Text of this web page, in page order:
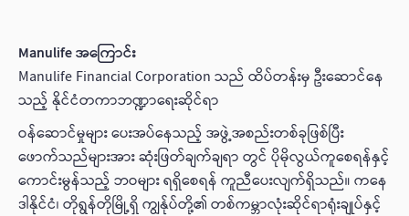
Manulife အကြောင်း
Manulife Financial Corporation သည် ထိပ်တန်းမှ ဦးဆောင်နေ
သည့် နိုင်ငံတကာဘဏ္ဍာရေးဆိုင်ရာ
ဝန်ဆောင်မှုများ ပေးအပ်နေသည့် အဖွဲ့အစည်းတစ်ခုဖြစ်ပြီး
ဖောက်သည်များအား ဆုံးဖြတ်ချက်ချရာ တွင် ပိုမိုလွယ်ကူစေရန်နှင့်
ကောင်းမွန်သည့် ဘဝများ ရရှိစေရန် ကူညီပေးလျက်ရှိသည်။ ကနေ
ဒါနိုင်ငံ၊ တိုရွန်တိုမြို့ရှိ ကျွန်ုပ်တို့၏ တစ်ကမ္ဘာလုံးဆိုင်ရာရုံးချုပ်နှင့်